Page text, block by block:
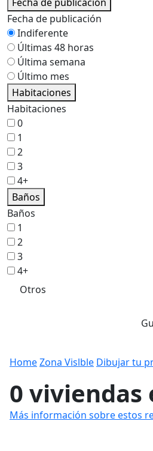
Fecha de publicación
Indiferente
Últimas 48 horas
Última semana
Último mes
Habitaciones
Habitaciones
0
1
2
3
4+
Baños
Baños
1
2
3
4+
Otros
HomeZona Vislble Dibujar tu
0 viviendas
Más información sobre estos